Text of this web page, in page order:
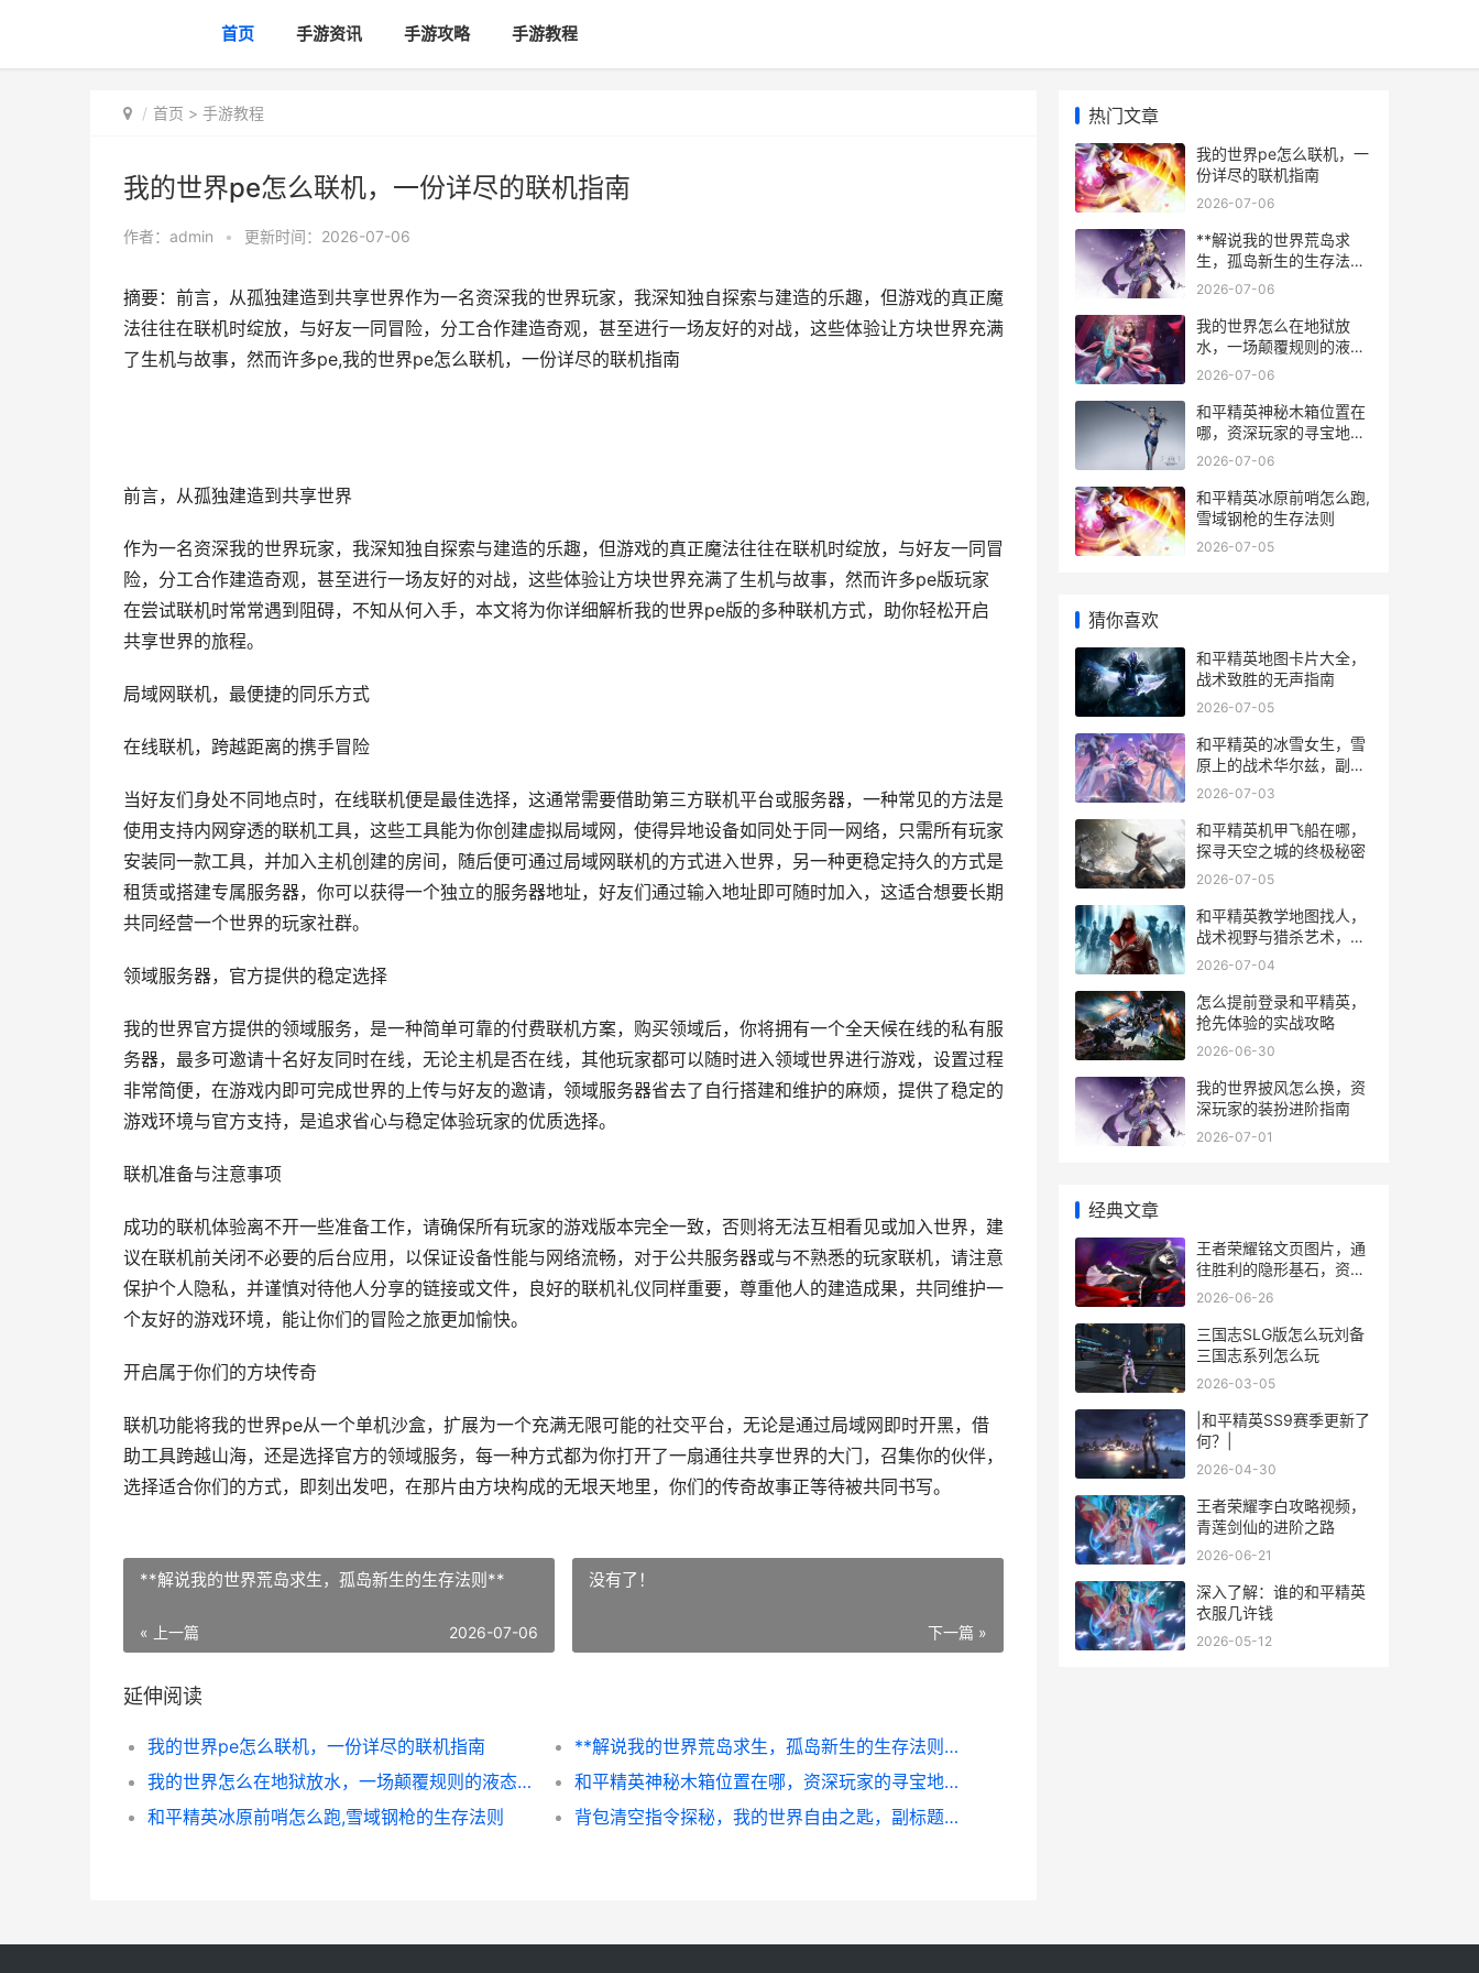
首页 手游资讯 手游攻略 手游教程
首页 > 手游教程
我的世界pe怎么联机，一份详尽的联机指南
作者： admin • 更新时间：2026-07-06
摘要：前言，从孤独建造到共享世界作为一名资深我的世界玩家，我深知独自探索与建造的乐趣，但游戏的真正魔
法往往在联机时绽放，与好友一同冒险，分工合作建造奇观，甚至进行一场友好的对战，这些体验让方块世界充满
了生机与故事，然而许多pe,我的世界pe怎么联机，一份详尽的联机指南
前言，从孤独建造到共享世界
作为一名资深我的世界玩家，我深知独自探索与建造的乐趣，但游戏的真正魔法往往在联机时绽放，与好友一同冒
险，分工合作建造奇观，甚至进行一场友好的对战，这些体验让方块世界充满了生机与故事，然而许多pe版玩家
在尝试联机时常常遇到阻碍，不知从何入手，本文将为你详细解析我的世界pe版的多种联机方式，助你轻松开启
共享世界的旅程。
局域网联机，最便捷的同乐方式
在线联机，跨越距离的携手冒险
当好友们身处不同地点时，在线联机便是最佳选择，这通常需要借助第三方联机平台或服务器，一种常见的方法是
使用支持内网穿透的联机工具，这些工具能为你创建虚拟局域网，使得异地设备如同处于同一网络，只需所有玩家
安装同一款工具，并加入主机创建的房间，随后便可通过局域网联机的方式进入世界，另一种更稳定持久的方式是
租赁或搭建专属服务器，你可以获得一个独立的服务器地址，好友们通过输入地址即可随时加入，这适合想要长期
共同经营一个世界的玩家社群。
领域服务器，官方提供的稳定选择
我的世界官方提供的领域服务，是一种简单可靠的付费联机方案，购买领域后，你将拥有一个全天候在线的私有服
务器，最多可邀请十名好友同时在线，无论主机是否在线，其他玩家都可以随时进入领域世界进行游戏，设置过程
非常简便，在游戏内即可完成世界的上传与好友的邀请，领域服务器省去了自行搭建和维护的麻烦，提供了稳定的
游戏环境与官方支持，是追求省心与稳定体验玩家的优质选择。
联机准备与注意事项
成功的联机体验离不开一些准备工作，请确保所有玩家的游戏版本完全一致，否则将无法互相看见或加入世界，建
议在联机前关闭不必要的后台应用，以保证设备性能与网络流畅，对于公共服务器或与不熟悉的玩家联机，请注意
保护个人隐私，并谨慎对待他人分享的链接或文件，良好的联机礼仪同样重要，尊重他人的建造成果，共同维护一
个友好的游戏环境，能让你们的冒险之旅更加愉快。
开启属于你们的方块传奇
联机功能将我的世界pe从一个单机沙盒，扩展为一个充满无限可能的社交平台，无论是通过局域网即时开黑，借
助工具跨越山海，还是选择官方的领域服务，每一种方式都为你打开了一扇通往共享世界的大门，召集你的伙伴，
选择适合你们的方式，即刻出发吧，在那片由方块构成的无垠天地里，你们的传奇故事正等待被共同书写。
**解说我的世界荒岛求生，孤岛新生的生存法则**
« 上一篇 2026-07-06
没有了！
下一篇 »
延伸阅读
我的世界pe怎么联机，一份详尽的联机指南
**解说我的世界荒岛求生，孤岛新生的生存法则**
我的世界怎么在地狱放水，一场颠覆规则的液态奇迹
和平精英神秘木箱位置在哪，资深玩家的寻宝地图解析
和平精英冰原前哨怎么跑,雪域钢枪的生存法则
背包清空指令探秘，我的世界自由之匙，副标题，从负重到新生的游戏哲学
热门文章
我的世界pe怎么联机，一
份详尽的联机指南
2026-07-06
**解说我的世界荒岛求
生，孤岛新生的生存法则
**
2026-07-06
我的世界怎么在地狱放
水，一场颠覆规则的液态
奇迹
2026-07-06
和平精英神秘木箱位置在
哪，资深玩家的寻宝地图
解析
2026-07-06
和平精英冰原前哨怎么跑,
雪域钢枪的生存法则
2026-07-05
猜你喜欢
和平精英地图卡片大全，
战术致胜的无声指南
2026-07-05
和平精英的冰雪女生，雪
原上的战术华尔兹，副标
题，银装素裹下的生存诗
2026-07-03
和平精英机甲飞船在哪，
探寻天空之城的终极秘密
2026-07-05
和平精英教学地图找人，
战术视野与猎杀艺术，副
标题从新手到猎手的进阶
2026-07-04
怎么提前登录和平精英，
抢先体验的实战攻略
2026-06-30
我的世界披风怎么换，资
深玩家的装扮进阶指南
2026-07-01
经典文章
王者荣耀铭文页图片，通
往胜利的隐形基石，资深
玩家的战术自留地
2026-06-26
三国志SLG版怎么玩刘备
三国志系列怎么玩
2026-03-05
|和平精英SS9赛季更新了
何？|
2026-04-30
王者荣耀李白攻略视频，
青莲剑仙的进阶之路
2026-06-21
深入了解：谁的和平精英
衣服几许钱
2026-05-12